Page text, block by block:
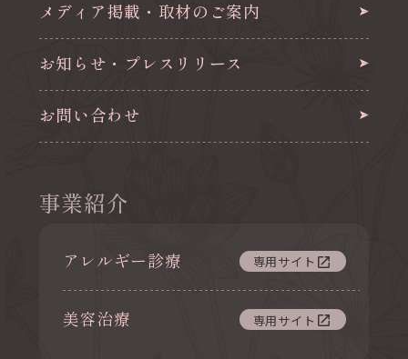
メディア掲載・取材のご案内
お知らせ・プレスリリース
お問い合わせ
事業紹介
アレルギー診療 専用サイト
美容治療 専用サイト